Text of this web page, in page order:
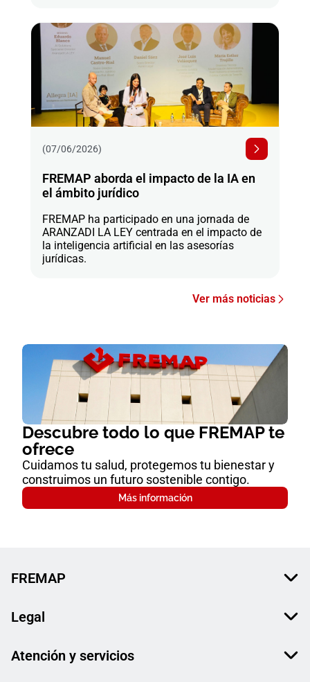
(07/06/2026)
FREMAP aborda el impacto de la IA en
el ámbito jurídico
FREMAP ha participado en una jornada de
ARANZADI LA LEY centrada en el impacto de
la inteligencia artificial en las asesorías
jurídicas.
Ver más noticias
Descubre todo lo que FREMAP te
ofrece
Cuidamos tu salud, protegemos tu bienestar y
construimos un futuro sostenible contigo.
Más información
FREMAP
Legal
Atención y servicios